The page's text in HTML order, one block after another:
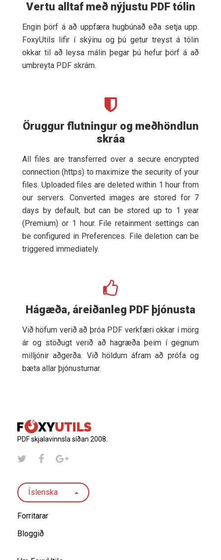
Vertu alltaf með nýjustu PDF tólin
Engin þörf á að uppfæra hugbúnað eða setja upp.
FoxyUtils lifir í skýinu og þú getur treyst á tólin
okkar til að leysa málin þegar þú hefur þörf á að
umbreyta PDF skrám.
Öruggur flutningur og meðhöndlun
skráa
All files are transferred over a secure encrypted
connection (https) to maximize the security of your
files. Uploaded files are deleted within 1 hour from
our servers. Converted images are stored for 7
days by default, but can be stored up to 1 year
(Premium) or 1 hour. File retainment settings can
be configured in Preferences. File deletion can be
triggered immediately.
Hágæða, áreiðanleg PDF þjónusta
Við höfum verið að þróa PDF verkfæri okkar í mörg
ár og stöðugt verið að hagræða þeim í gegnum
milljónir aðgerða. Við höldum áfram að prófa og
bæta allar þjónusturnar.
PDF skjalavinnsla síðan 2008.
Íslenska
Forritarar
Bloggið